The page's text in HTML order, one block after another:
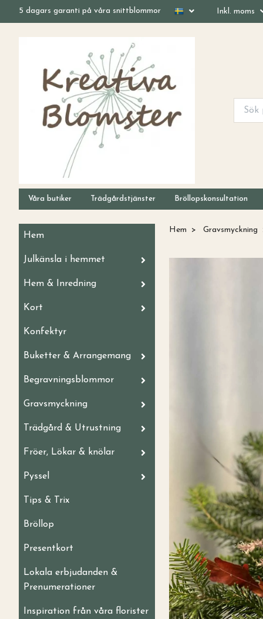
5 dagars garanti på våra snittblommor Inkl. moms
Våra butiker Trädgårdstjänster Bröllopskonsultation
Hem
Julkänsla i hemmet
Hem & Inredning
Kort
Konfektyr
Buketter & Arrangemang
Begravningsblommor
Gravsmyckning
Trädgård & Utrustning
Fröer, Lökar & knölar
Pyssel
Tips & Trix
Bröllop
Presentkort
Lokala erbjudanden &
Prenumerationer
Inspiration från våra florister
Hem Gravsmyckning